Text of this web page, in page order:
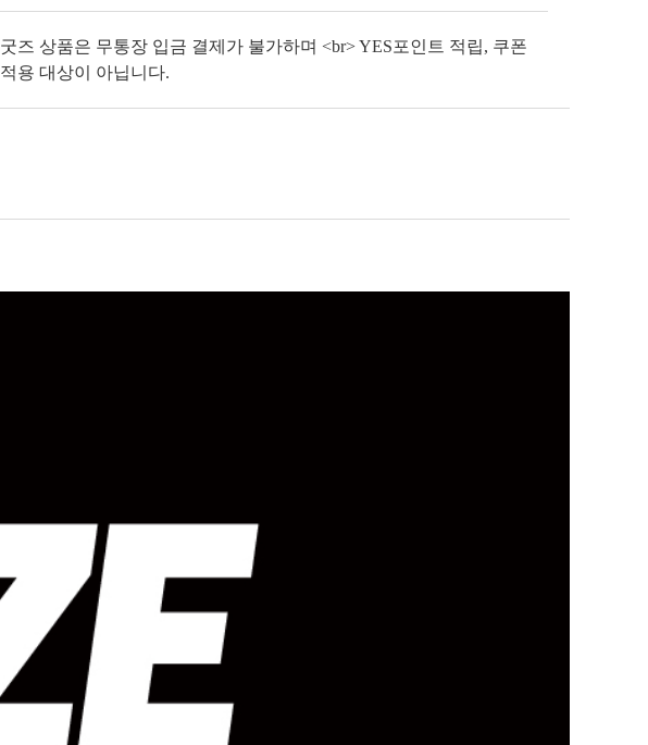
굿즈 상품은 무통장 입금 결제가 불가하며 <br> YES포인트 적립, 쿠폰
적용 대상이 아닙니다.